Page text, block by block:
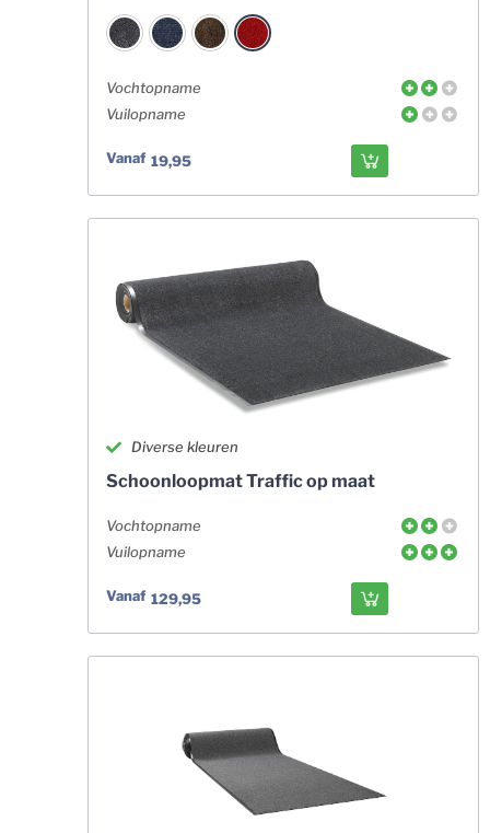
Vochtopname
Vuilopname
Vanaf 19,95
Diverse kleuren
Schoonloopmat Traffic op maat
Vochtopname
Vuilopname
Vanaf 129,95